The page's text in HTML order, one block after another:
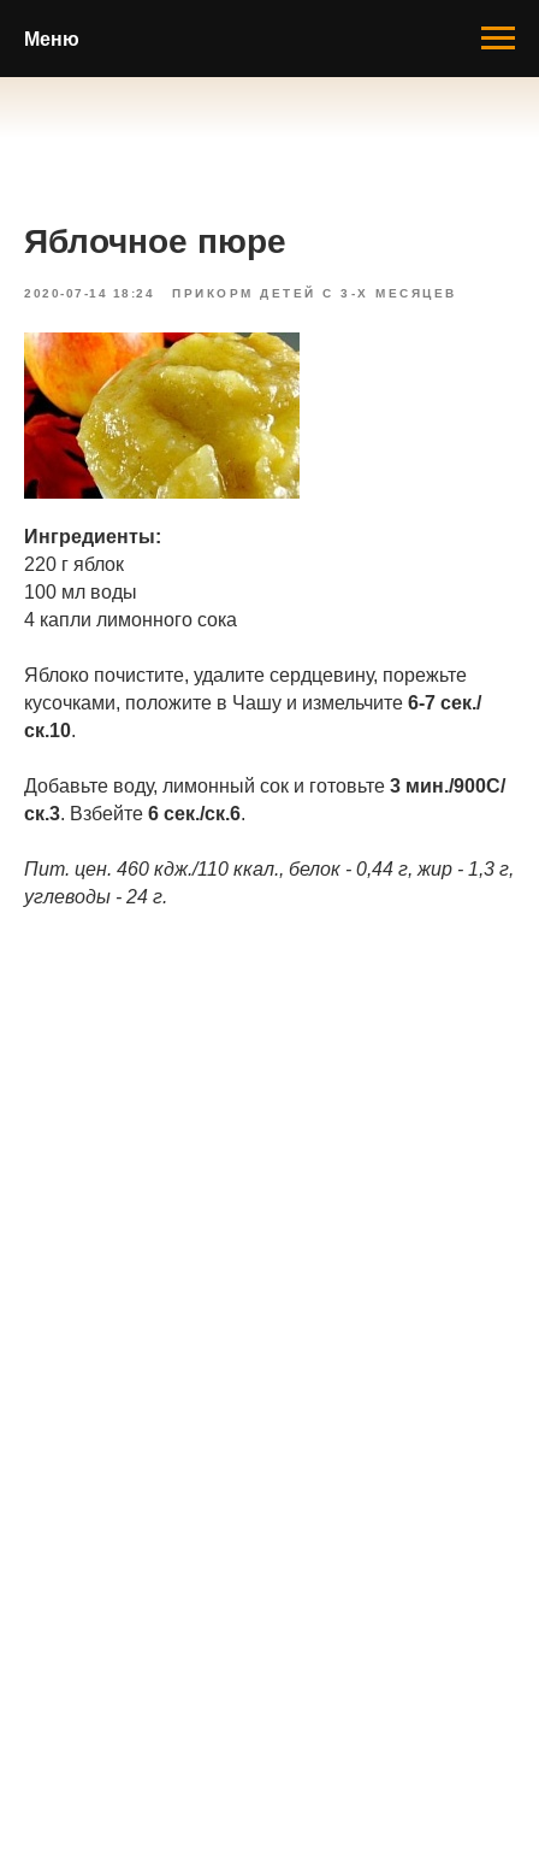
Меню
Яблочное пюре
2020-07-14 18:24 ПРИКОРМ ДЕТЕЙ С 3-Х МЕСЯЦЕВ
Ингредиенты:
220 г яблок
100 мл воды
4 капли лимонного сока
Яблоко почистите, удалите сердцевину, порежьте
кусочками, положите в Чашу и измельчите 6-7 сек./
ск.10.
Добавьте воду, лимонный сок и готовьте 3 мин./900С/
ск.3. Взбейте 6 сек./ск.6.
Пит. цен. 460 кдж./110 ккал., белок - 0,44 г, жир - 1,3 г,
углеводы - 24 г.